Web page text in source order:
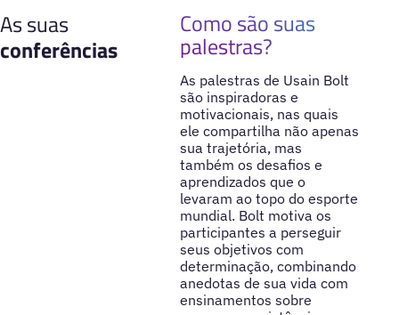
As suas
conferências
Como são suas
palestras?
As palestras de Usain Bolt
são inspiradoras e
motivacionais, nas quais
ele compartilha não apenas
sua trajetória, mas
também os desafios e
aprendizados que o
levaram ao topo do esporte
mundial. Bolt motiva os
participantes a perseguir
seus objetivos com
determinação, combinando
anedotas de sua vida com
ensinamentos sobre